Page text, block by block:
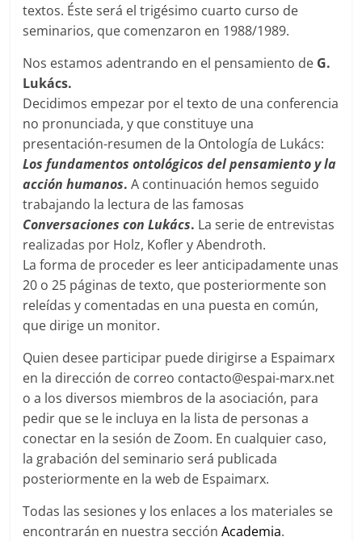
textos. Éste será el trigésimo cuarto curso de
seminarios, que comenzaron en 1988/1989.
Nos estamos adentrando en el pensamiento de G.
Lukács.
Decidimos empezar por el texto de una conferencia
no pronunciada, y que constituye una
presentación-resumen de la Ontología de Lukács:
Los fundamentos ontológicos del pensamiento y la
acción humanos.A continuación hemos seguido
trabajando la lectura de las famosas
Conversaciones con Lukács. La serie de entrevistas
realizadas por Holz, Kofler y Abendroth.
La forma de proceder es leer anticipadamente unas
20 o 25 páginas de texto, que posteriormente son
releídas y comentadas en una puesta en común,
que dirige un monitor.
Quien desee participar puede dirigirse a Espaimarx
en la dirección de correo contacto@espai-marx.net
o a los diversos miembros de la asociación, para
pedir que se le incluya en la lista de personas a
conectar en la sesión de Zoom. En cualquier caso,
la grabación del seminario será publicada
posteriormente en la web de Espaimarx.
Todas las sesiones y los enlaces a los materiales se
encontrarán en nuestra secciónAcademia.